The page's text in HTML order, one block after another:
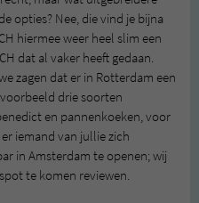
opties? Nee, die vind je bijna
hiermee weer heel slim een
dat al vaker heeft gedaan.
zagen dat er in Rotterdam een
drie soorten
en pannenkoeken, voor
iemand van jullie zich
in Amsterdam te openen; wij
te komen reviewen.